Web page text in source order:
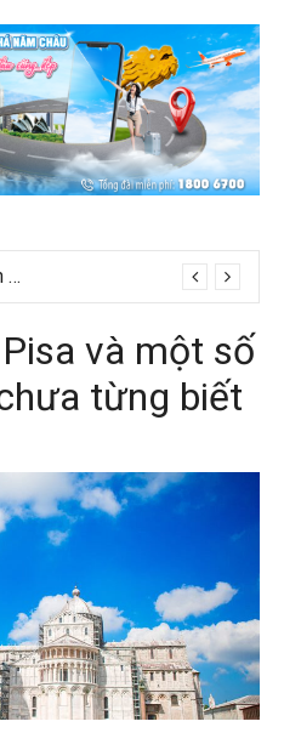
Reviewing Transaction History at BetNinja UK
và một số
từng biết